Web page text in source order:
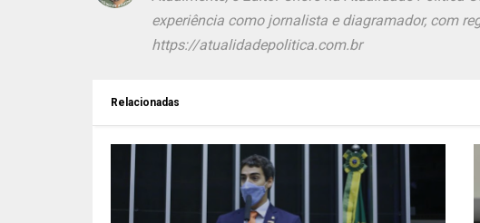
experiência como jornalista e diagramador, com
https://atualidadepolitica.com.br
Relacionadas